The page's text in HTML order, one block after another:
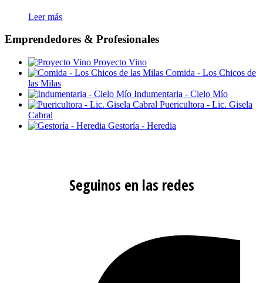
Leer más
Emprendedores & Profesionales
Proyecto Vino
Comida - Los Chicos de
las Milas
Indumentaria - Cielo Mío
Puericultora - Lic. Gisela
Cabral
Gestoría - Heredia
Seguinos en las redes